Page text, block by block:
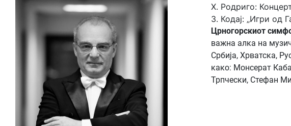
Х. Родриго:
З. Кодај: „Игри од
Црногорскиот
важна алка на
Србија, Хрватска,
како: Монсерат
Трпчески, Стефан